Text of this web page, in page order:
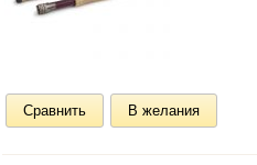
Сравнить В желания